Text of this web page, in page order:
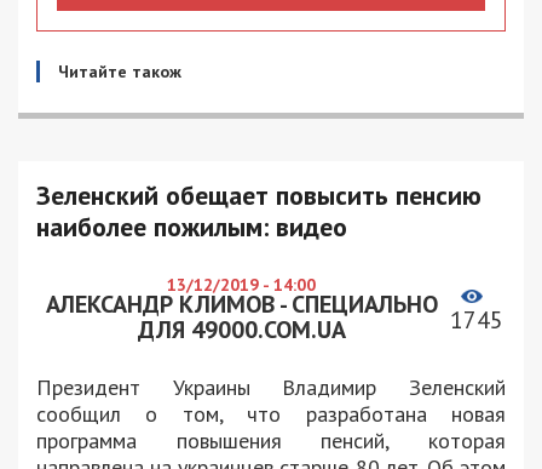
Читайте також
Зеленский обещает повысить пенсию
наиболее пожилым: видео
13/12/2019 - 14:00
АЛЕКСАНДР КЛИМОВ - СПЕЦИАЛЬНО
ДЛЯ 49000.COM.UA
1745
Президент Украины Владимир Зеленский
сообщил о том, что разработана новая
программа повышения пенсий, которая